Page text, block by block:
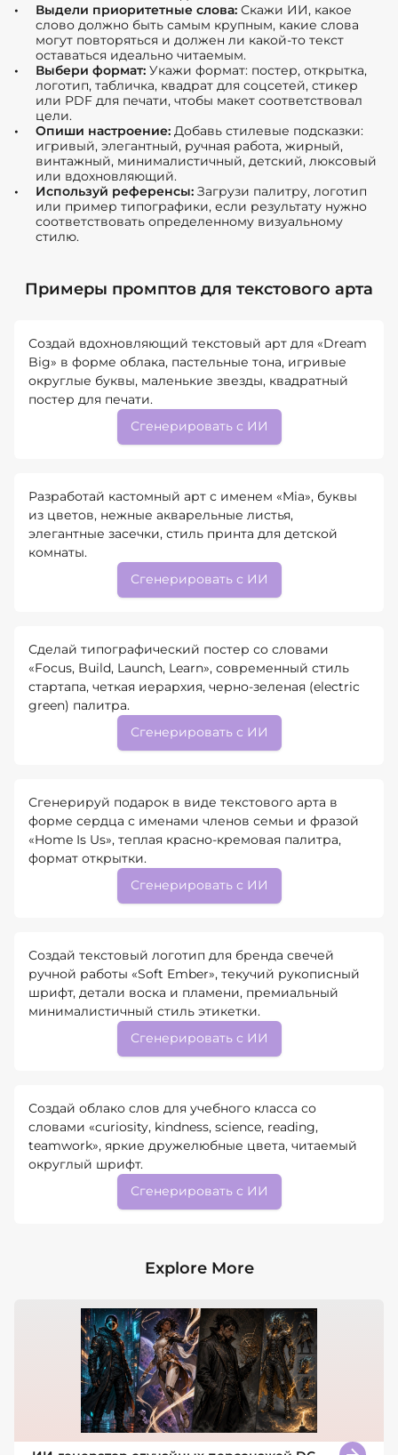
Выдели приоритетные слова: Скажи ИИ, какое
слово должно быть самым крупным, какие слова
могут повторяться и должен ли какой-то текст
оставаться идеально читаемым.
Выбери формат: Укажи формат: постер, открытка,
логотип, табличка, квадрат для соцсетей, стикер
или PDF для печати, чтобы макет соответствовал
цели.
Опиши настроение: Добавь стилевые подсказки:
игривый, элегантный, ручная работа, жирный,
винтажный, минималистичный, детский, люксовый
или вдохновляющий.
Используй референсы: Загрузи палитру, логотип
или пример типографики, если результату нужно
соответствовать определенному визуальному
стилю.
Примеры промптов для текстового арта
Создай вдохновляющий текстовый арт для «Dream
Big» в форме облака, пастельные тона, игривые
округлые буквы, маленькие звезды, квадратный
постер для печати.
Сгенерировать с ИИ
Разработай кастомный арт с именем «Mia», буквы
из цветов, нежные акварельные листья,
элегантные засечки, стиль принта для детской
комнаты.
Сгенерировать с ИИ
Сделай типографический постер со словами
«Focus, Build, Launch, Learn», современный стиль
стартапа, четкая иерархия, черно-зеленая (electric
green) палитра.
Сгенерировать с ИИ
Сгенерируй подарок в виде текстового арта в
форме сердца с именами членов семьи и фразой
«Home Is Us», теплая красно-кремовая палитра,
формат открытки.
Сгенерировать с ИИ
Создай текстовый логотип для бренда свечей
ручной работы «Soft Ember», текучий рукописный
шрифт, детали воска и пламени, премиальный
минималистичный стиль этикетки.
Сгенерировать с ИИ
Создай облако слов для учебного класса со
словами «curiosity, kindness, science, reading,
teamwork», яркие дружелюбные цвета, читаемый
округлый шрифт.
Сгенерировать с ИИ
Explore More